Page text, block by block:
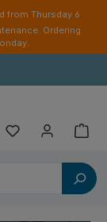
from Thursday 6
Ordering